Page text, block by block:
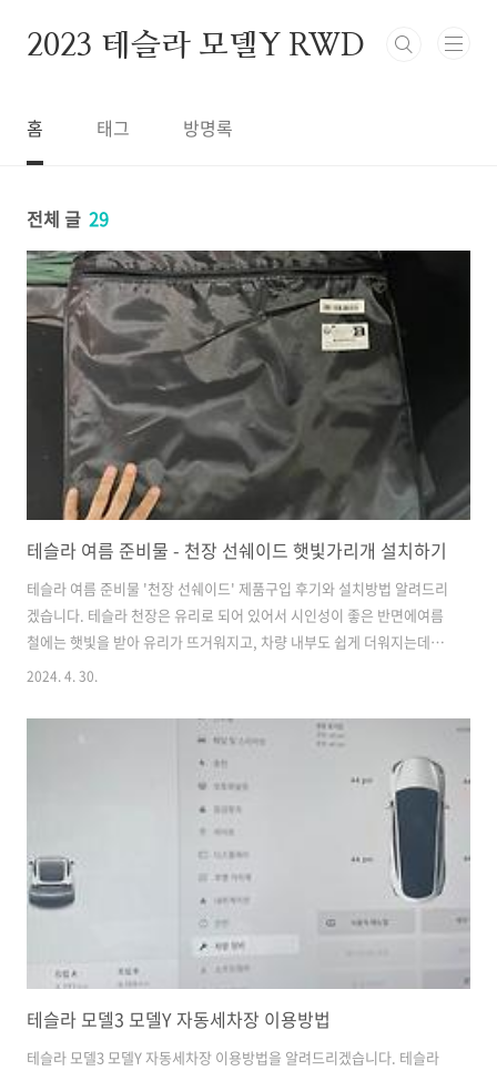
2023 테슬라 모델Y RWD
홈 태그 방명록
전체 글 29
테슬라 여름 준비물 - 천장 선쉐이드 햇빛가리개 설치하기
테슬라 여름 준비물 '천장 선쉐이드' 제품구입 후기와 설치방법 알려드리
겠습니다. 테슬라 천장은 유리로 되어 있어서 시인성이 좋은 반면에여름
철에는 햇빛을 받아 유리가 뜨거워지고, 차량 내부도 쉽게 더워지는데요.
제 기준에서는 5월 ~ 9월 사이에는 '선쉐이드'를 설치하는 것이 차량을
슬라 모델Y RWD 모델입니다. 하지만 테슬라 차량 특성상 모델3나 모델Y
나 설치방법은 비슷할 것입니다.참고해서 봐 주세요. 1. 테슬라 천장 선
쉐이드 설치하기테슬라 천장 선쉐이드 제품입니다. 손바닥 크기와 비교
해 보시면 제품 크기를 가늠하실 수 있습니다. 약간 큰 가방 사이즈 정도
입니다. 안에는 아이보리 계열의 선쉐이드가 잘 접혀져 들어 있습니
다. (..
2024. 4. 30.
테슬라 모델3 모델Y 자동세차장 이용방법
테슬라 모델3 모델Y 자동세차장 이용방법을 알려드리겠습니다. 테슬라